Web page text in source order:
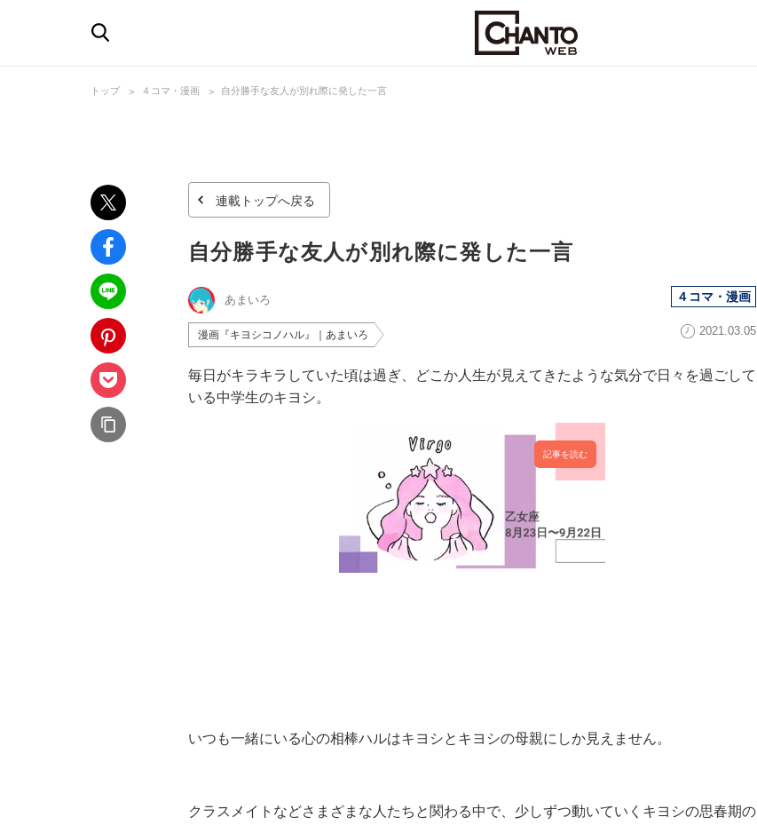
トップ ４コマ・漫画 自分勝手な友人が別れ際に発した一言
連載トップへ戻る
自分勝手な友人が別れ際に発した一言
あまいろ ４コマ・漫画
漫画『キヨシコノハル』｜あまいろ 2021.03.05
毎日がキラキラしていた頃は過ぎ、どこか人生が見えてきたような気分で日々を過ごして
いる中学生のキヨシ。
記事を読む
いつも一緒にいる心の相棒ハルはキヨシとキヨシの母親にしか見えません。
クラスメイトなどさまざまな人たちと関わる中で、少しずつ動いていくキヨシの思春期の